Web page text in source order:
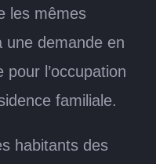
les mêmes
une demande en
pour l’occupation
familiale.
habitants des